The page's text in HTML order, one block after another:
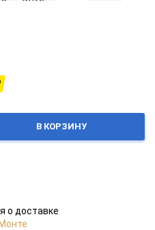
В КОРЗИНУ
о доставке